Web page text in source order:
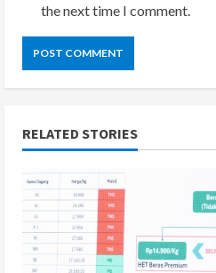
the next time I comment.
RELATED STORIES